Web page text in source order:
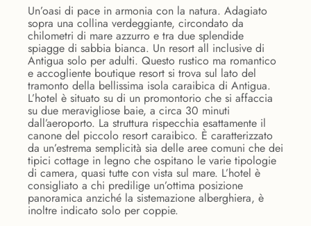
Un’oasi di pace in armonia con la natura. Adagiato
sopra una collina verdeggiante, circondato da
chilometri di mare azzurro e tra due splendide
spiagge di sabbia bianca. Un resort all inclusive di
Antigua solo per adulti. Questo rustico ma romantico
e accogliente boutique resort si trova sul lato del
tramonto della bellissima isola caraibica di Antigua.
L’hotel è situato su di un promontorio che si affaccia
su due meravigliose baie, a circa 30 minuti
dall’aeroporto. La struttura rispecchia esattamente il
canone del piccolo resort caraibico. È caratterizzato
da un’estrema semplicità sia delle aree comuni che dei
tipici cottage in legno che ospitano le varie tipologie
di camera, quasi tutte con vista sul mare. L’hotel è
consigliato a chi predilige un’ottima posizione
panoramica anziché la sistemazione alberghiera, è
inoltre indicato solo per coppie.